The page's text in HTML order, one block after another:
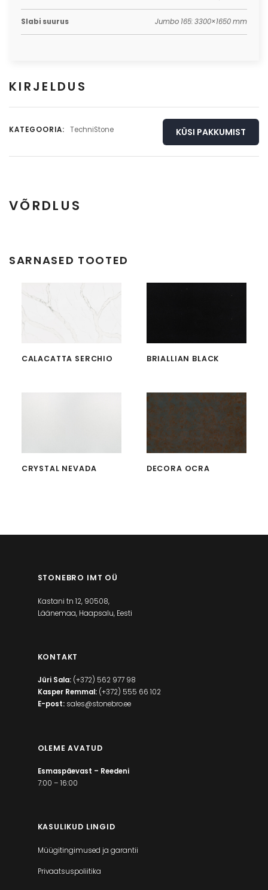
Slabi suurus Jumbo 165: 3300×1650 mm
KIRJELDUS
KATEGOORIA: TechniStone KÜSI PAKKUMIST
VÕRDLUS
Täisplaat
SARNASED TOOTED
CALACATTA SERCHIO BRIALLIAN BLACK
CRYSTAL NEVADA DECORA OCRA
STONEBRO IMT OÜ
Kastani tn 12, 90508,
Läänemaa, Haapsalu, Eesti
KONTAKT
Jüri Sala: (+372) 562 977 98
Kasper Remmal: (+372) 555 66 102
E-post: sales@stonebro.ee
OLEME AVATUD
Esmaspäevast – Reedeni
7:00 – 16:00
KASULIKUD LINGID
Müügitingimused ja garantii
Privaatsuspoliitika